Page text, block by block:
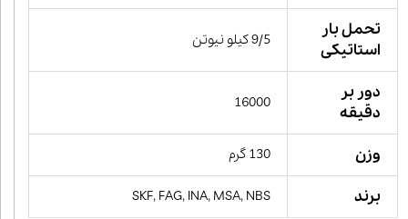
تحمل بار
استاتیکی
9/5 کیلو نیوتن
دور بر
دقیقه
16000
وزن 130 گرم
برند SKF, FAG, INA, MSA, NBS